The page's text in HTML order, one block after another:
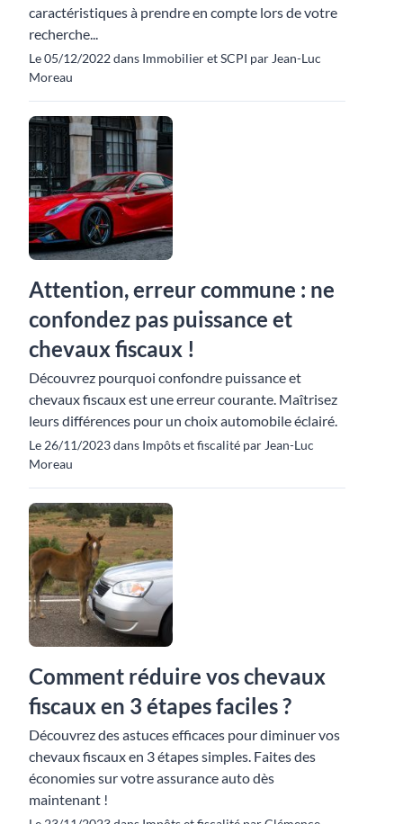
caractéristiques à prendre en compte lors de votre
recherche...
Le 05/12/2022 dans Immobilier et SCPI par Jean-Luc
Moreau
Attention, erreur commune : ne
confondez pas puissance et
chevaux fiscaux !
Découvrez pourquoi confondre puissance et
chevaux fiscaux est une erreur courante. Maîtrisez
leurs différences pour un choix automobile éclairé.
Le 26/11/2023 dans Impôts et fiscalité par Jean-Luc
Moreau
Comment réduire vos chevaux
fiscaux en 3 étapes faciles ?
Découvrez des astuces efficaces pour diminuer vos
chevaux fiscaux en 3 étapes simples. Faites des
économies sur votre assurance auto dès
maintenant !